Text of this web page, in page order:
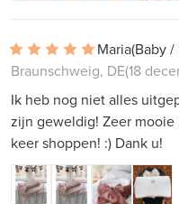
Maria(Baby
Braunschweig, DE(18
Ik heb nog niet alles
zijn geweldig! Zeer
keer shoppen! :) Dank u!